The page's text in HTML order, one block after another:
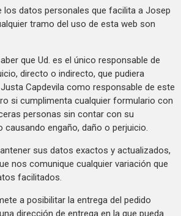
los datos personales que facilita a Josep
tramo del uso de esta web son
que Ud. es el único responsable de
directo o indirecto, que pudiera
Capdevila como responsable de este
si cumplimenta cualquier formulario con
personas sin contar con su
engaño, daño o perjuicio.
sus datos exactos y actualizados,
nos comunique cualquier variación que
facilitados.
a posibilitar la entrega del pedido
dirección de entrega en la que pueda